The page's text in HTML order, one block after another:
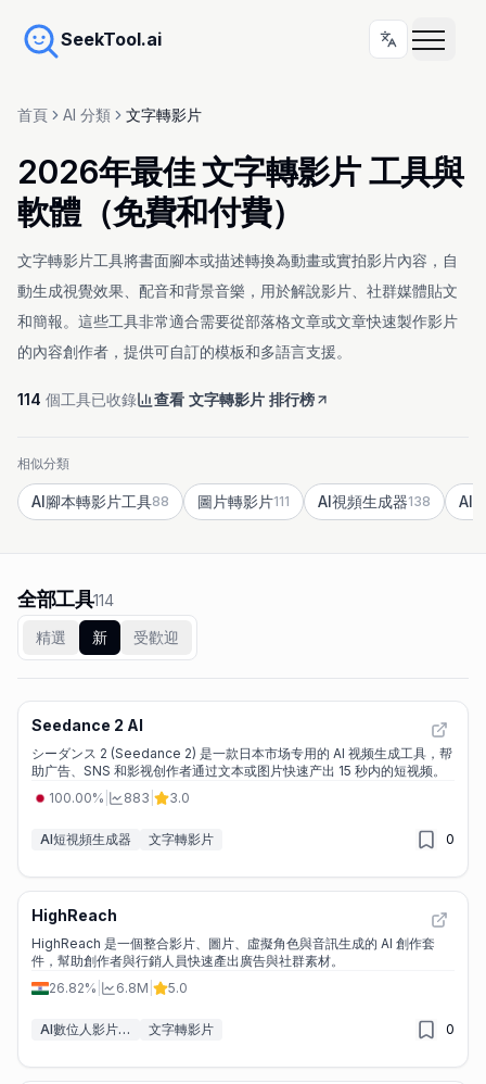
SeekTool.ai
首頁 AI 分類 文字轉影片
2026年最佳 文字轉影片 工具與
軟體（免費和付費）
文字轉影片工具將書面腳本或描述轉換為動畫或實拍影片內容，自
動生成視覺效果、配音和背景音樂，用於解說影片、社群媒體貼文
和簡報。這些工具非常適合需要從部落格文章或文章快速製作影片
的內容創作者，提供可自訂的模板和多語言支援。
114 個工具已收錄 查看 文字轉影片 排行榜
相似分類
AI腳本轉影片工具88 圖片轉影片111 AI視頻生成器138 AI
全部工具114
精選
新 受歡迎
Seedance 2 AI
シーダンス 2 (Seedance 2) 是一款日本市场专用的 AI 视频生成工具，帮
助广告、SNS 和影视创作者通过文本或图片快速产出 15 秒内的短视频。
100.00%
883 3.0
AI短視頻生成器 文字轉影片 0
HighReach
HighReach 是一個整合影片、圖片、虛擬角色與音訊生成的 AI 創作套
件，幫助創作者與行銷人員快速產出廣告與社群素材。
26.82%
6.8M 5.0
AI數位人影片產生器 文字轉影片 0